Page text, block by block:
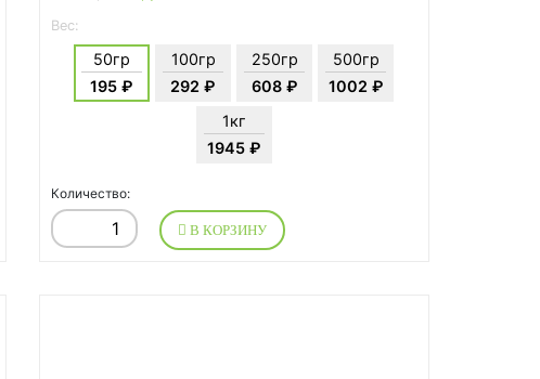
Вес:
50гр
195 ₽
100гр
292 ₽
250гр
608 ₽
500гр
1002 ₽
1кг
1945 ₽
Количество:
В КОРЗИНУ